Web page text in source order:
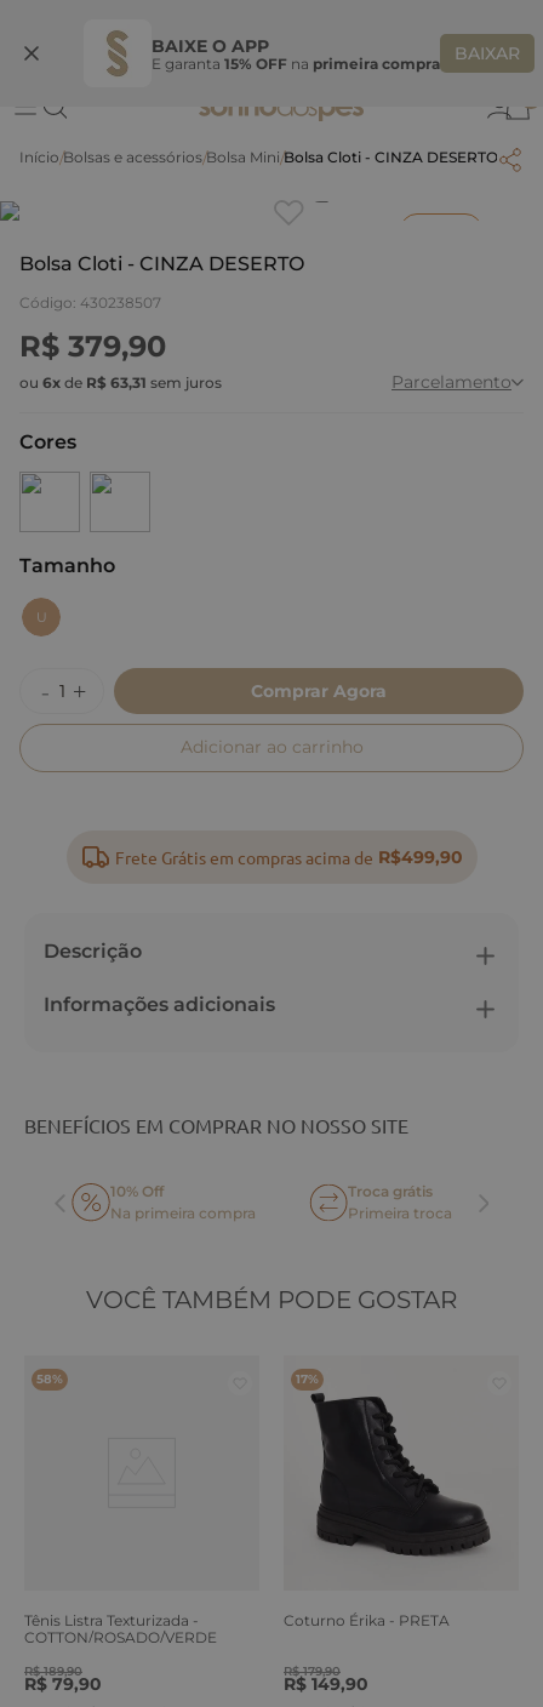
BAIXE O APP
E garanta 15% OFF na primeira compra BAIXAR
Ganhe 10% OFF na coleção utilizando o código do seu vendedor*
Bolsas e acessórios Bolsa Mini Bolsa Cloti - CINZA DESERTO
Bolsa Cloti - CINZA DESERTO
Código: 430238507
R$ 379,90
ou 6x de R$ 63,31 sem juros Parcelamento
Cores
Tamanho
: UU
Comprar Agora
Adicionar ao carrinho
Frete Grátis em compras acima de R$499,90
Descrição
Informações adicionais
BENEFÍCIOS EM COMPRAR NO NOSSO SITE
10% Off
Na primeira compra
Troca grátis
Primeira troca
VOCÊ TAMBÉM PODE GOSTAR
58%
Tênis Listra Texturizada -
COTTON/ROSADO/VERDE
R$ 189,90
R$ 79,90
17%
Coturno Érika - PRETA
R$ 179,90
R$ 149,90